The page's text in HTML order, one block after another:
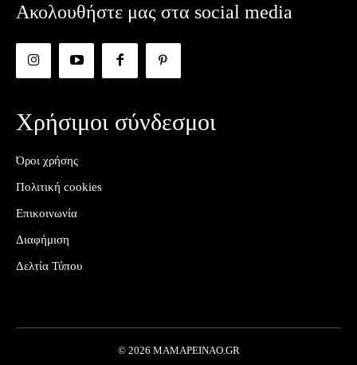
Ακολουθήστε μας στα social media
Χρήσιμοι σύνδεσμοι
Όροι χρήσης
Πολιτική cookies
Επικοινωνία
Διαφήμιση
Δελτία Τύπου
© 2026 MAMAPEINAO.GR